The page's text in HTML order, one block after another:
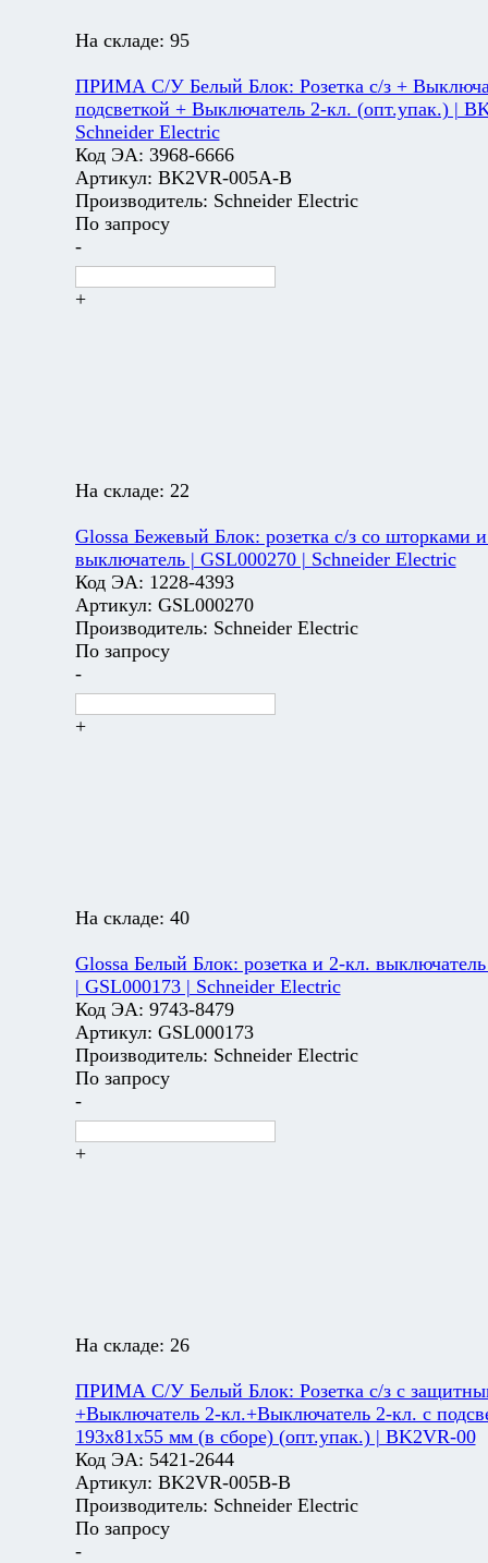
На складе: 95
ПРИМА С/У Белый Блок: Розетка с/з +
подсветкой + Выключатель 2-кл. (опт.упак.) |
Schneider Electric
Код ЭА: 3968-6666
Артикул: BK2VR-005A-B
Производитель: Schneider Electric
По запросу
-
+
На складе: 22
Glossa Бежевый Блок: розетка с/з со шторками
выключатель | GSL000270 | Schneider Electric
Код ЭА: 1228-4393
Артикул: GSL000270
Производитель: Schneider Electric
По запросу
-
+
На складе: 40
Glossa Белый Блок: розетка и 2-кл. выключатель
| GSL000173 | Schneider Electric
Код ЭА: 9743-8479
Артикул: GSL000173
Производитель: Schneider Electric
По запросу
-
+
На складе: 26
ПРИМА С/У Белый Блок: Розетка с/з с
+Выключатель 2-кл.+Выключатель 2-кл. с
193x81x55 мм (в сборе) (опт.упак.) | BK2VR-00
Код ЭА: 5421-2644
Артикул: BK2VR-005B-B
Производитель: Schneider Electric
По запросу
-